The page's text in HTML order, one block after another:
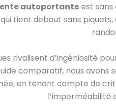
autoportanteest sans
tient debout sans
rivalisent d’ingéniosité
comparatif, nous avons
en tenant compte de